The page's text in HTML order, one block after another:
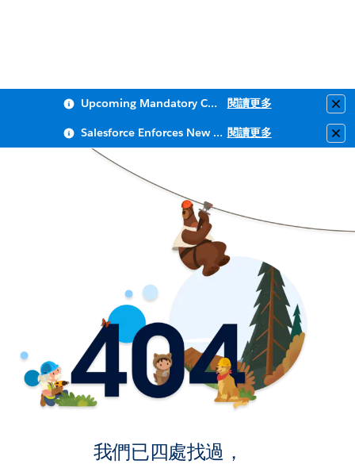
Upcoming Mandatory Changes to Public Key Infrastructure (PKI) 閱讀更多
Salesforce Enforces New Security Requirements in Summer 2026 閱讀更多
我們已四處找過，